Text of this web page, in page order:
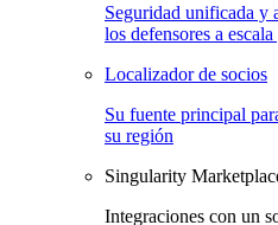
Seguridad unificada y
los defensores a
Localizador de socios
Su fuente principal
su región
Singularity
Integraciones con un